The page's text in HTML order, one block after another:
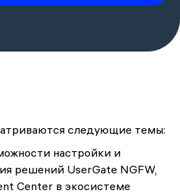
следующие темы:
настройки и
решений UserGate NGFW,
Center в экосистеме